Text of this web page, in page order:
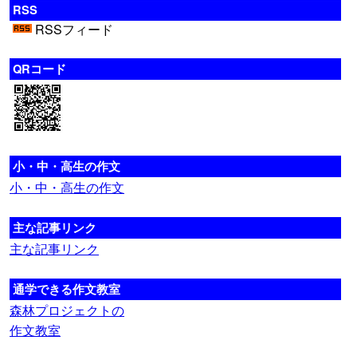
RSS
RSSフィード
QRコード
小・中・高生の作文
小・中・高生の作文
主な記事リンク
主な記事リンク
通学できる作文教室
森林プロジェクトの
作文教室